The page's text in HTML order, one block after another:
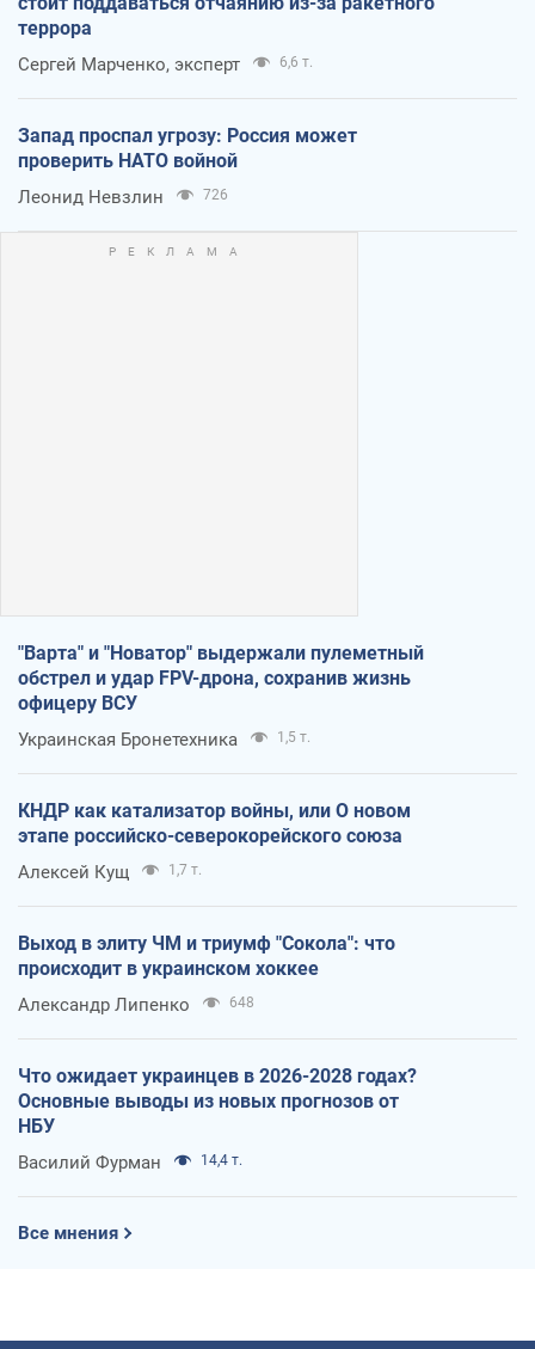
террора
Сергей Марченко, эксперт 6,6 т.
Запад проспал угрозу: Россия может
проверить НАТО войной
Леонид Невзлин 726
"Варта" и "Новатор" выдержали пулеметный
обстрел и удар FPV-дрона, сохранив жизнь
офицеру ВСУ
Украинская Бронетехника 1,5 т.
КНДР как катализатор войны, или О новом
этапе российско-северокорейского союза
Алексей Кущ 1,7 т.
Выход в элиту ЧМ и триумф "Сокола": что
происходит в украинском хоккее
Александр Липенко 648
Что ожидает украинцев в 2026-2028 годах?
Основные выводы из новых прогнозов от
НБУ
Василий Фурман 14,4 т.
Все мнения